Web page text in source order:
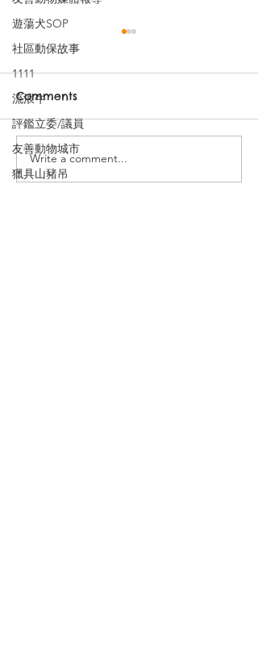
遊蕩犬SOP
社區動保故事
1111
流浪牛
評鑑立委/議員
友善動物城市
獵具山豬吊
盧逸洋：為動物發聲
Comments
Write a comment...